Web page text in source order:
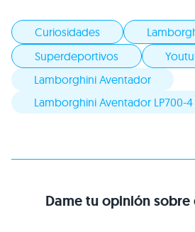
Curiosidades
Superdeportivos
Lamborghini Aventador
Lamborghini Aventador LP700-4
Dame tu opinión